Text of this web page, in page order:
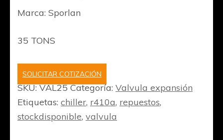
Marca: Sporlan
35 TONS
SOLICITAR COTIZACIÓN
SKU:VAL25 Categoría: Valvula expansión
Etiquetas: chiller, r410a, repuestos,
stockdisponible, valvula